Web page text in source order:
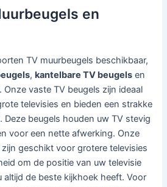
en
TV muurbeugels beschikbaar,
,kantelbare TV beugels en
. Onze vaste TV beugels zijn ideaal
televisies en bieden een strakke
Deze beugels houden uw TV stevig
voor een nette afwerking. Onze
geschikt voor grotere televisies
om de positie van uw televisie
altijd de beste kijkhoek heeft. Voor